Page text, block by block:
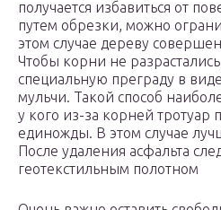
получается избавиться от
путем обрезки, можно
этом случае дереву
Чтобы корни не
специальную преграду в
мульчи. Такой способ
у кого из-за корней тротуар
единожды. В этом случае
После удаления асфальта
геотекстильным полотном